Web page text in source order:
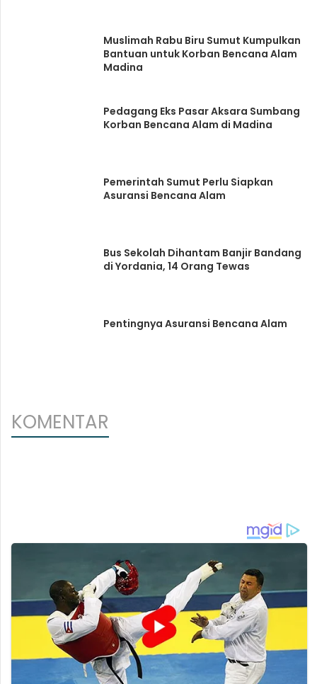
Muslimah Rabu Biru Sumut Kumpulkan
Bantuan untuk Korban Bencana Alam
Madina
Pedagang Eks Pasar Aksara Sumbang
Korban Bencana Alam di Madina
Pemerintah Sumut Perlu Siapkan
Asuransi Bencana Alam
Bus Sekolah Dihantam Banjir Bandang
di Yordania, 14 Orang Tewas
Pentingnya Asuransi Bencana Alam
KOMENTAR